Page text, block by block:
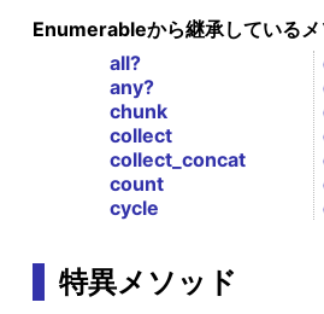
Enumerableから継承しているメ
all?
any?
chunk
collect
collect_concat
count
cycle
特異メソッド